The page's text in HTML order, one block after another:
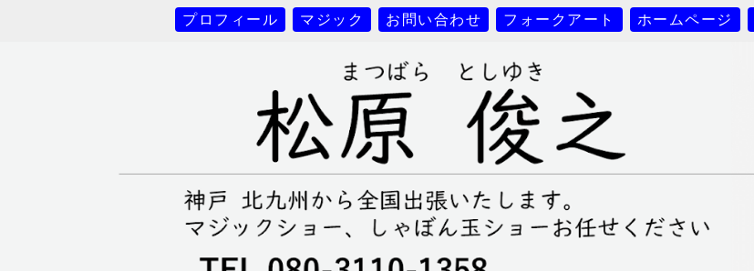
プロフィール マジック お問い合わせ フォークアート ホームページ